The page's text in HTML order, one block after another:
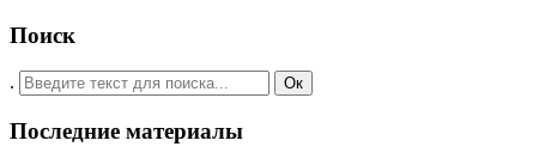
Поиск
. Ок
Последние материалы